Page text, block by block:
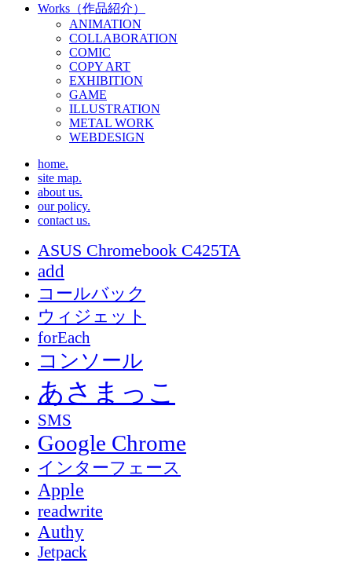
Works（作品紹介）
ANIMATION
COLLABORATION
COMIC
COPY ART
EXHIBITION
GAME
ILLUSTRATION
METAL WORK
WEBDESIGN
home.
site map.
about us.
our policy.
contact us.
ASUS Chromebook C425TA
add
コールバック
ウィジェット
forEach
コンソール
あさまっこ
SMS
Google Chrome
インターフェース
Apple
readwrite
Authy
Jetpack